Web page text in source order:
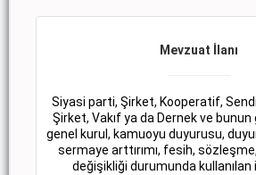
Mevzuat İlanı
Siyasi parti, Şirket, Kooperatif,
Şirket, Vakıf ya da Dernek ve bunun
genel kurul, kamuoyu duyurusu,
sermaye arttırımı, fesih,
değişikliği durumunda kullanılan